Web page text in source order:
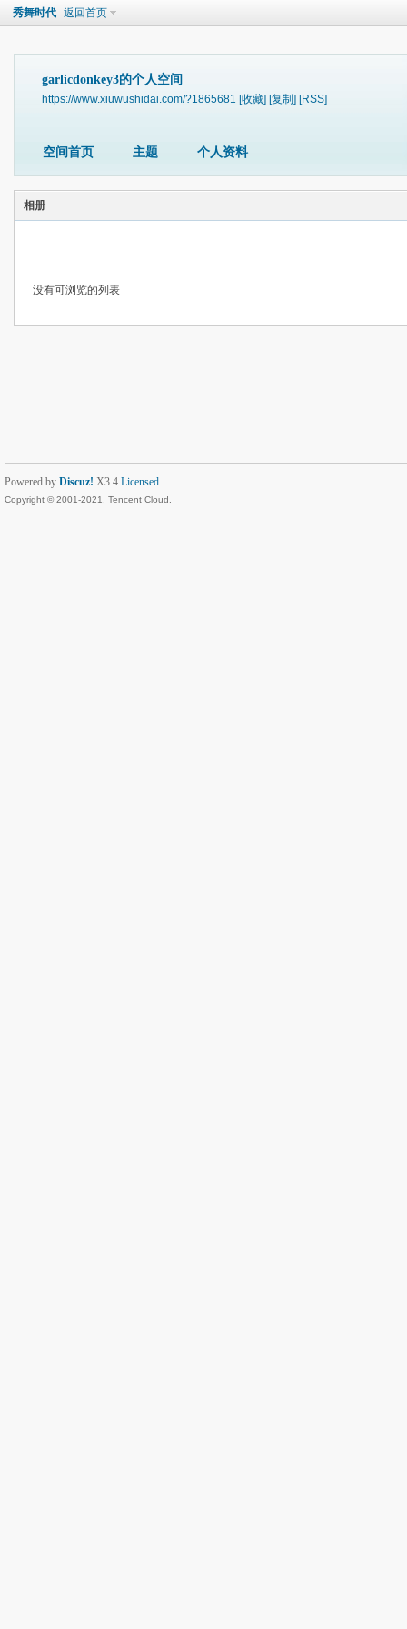
秀舞时代 返回首页
garlicdonkey3的个人空间
https://www.xiuwushidai.com/?1865681 [收藏] [复制] [RSS]
空间首页 主题 个人资料
相册
没有可浏览的列表
Powered by Discuz! X3.4 Licensed
Copyright © 2001-2021, Tencent Cloud.